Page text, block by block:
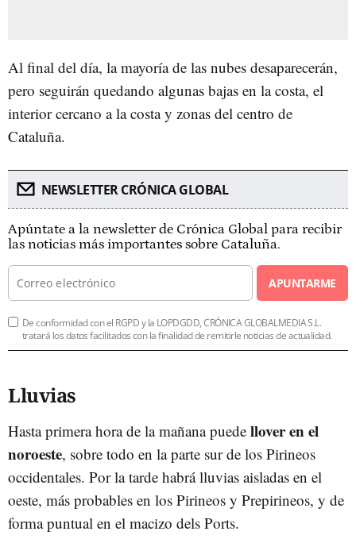
Al final del día, la mayoría de las nubes desaparecerán,
pero seguirán quedando algunas bajas en la costa, el
interior cercano a la costa y zonas del centro de
Cataluña.
NEWSLETTER CRÓNICA GLOBAL
Apúntate a la newsletter de Crónica Global para recibir
las noticias más importantes sobre Cataluña.
APUNTARME
De conformidad con el RGPD y la LOPDGDD, CRÓNICA GLOBALMEDIA S.L.
tratará los datos facilitados con la finalidad de remitirle noticias de actualidad.
Lluvias
Hasta primera hora de la mañana puede llover en el
noroeste, sobre todo en la parte sur de los Pirineos
occidentales. Por la tarde habrá lluvias aisladas en el
oeste, más probables en los Pirineos y Prepirineos, y de
forma puntual en el macizo dels Ports.